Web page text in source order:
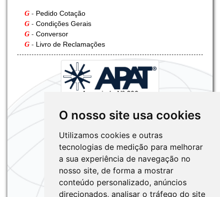
O nosso site usa cookies
Utilizamos cookies e outras
tecnologias de medição para melhorar
a sua experiência de navegação no
nosso site, de forma a mostrar
conteúdo personalizado, anúncios
direcionados, analisar o tráfego do site
G - Pedido Cotação
G - Condições Gerais
G - Conversor
G - Livro de Reclamações